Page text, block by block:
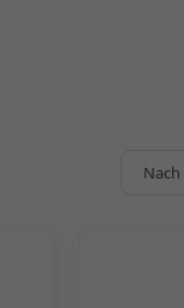
Kategorien
erforderlich.